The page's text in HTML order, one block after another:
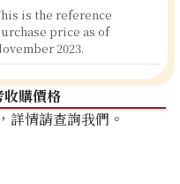
is the reference
price as of
2023.
收購價格
詳情請查詢我們。